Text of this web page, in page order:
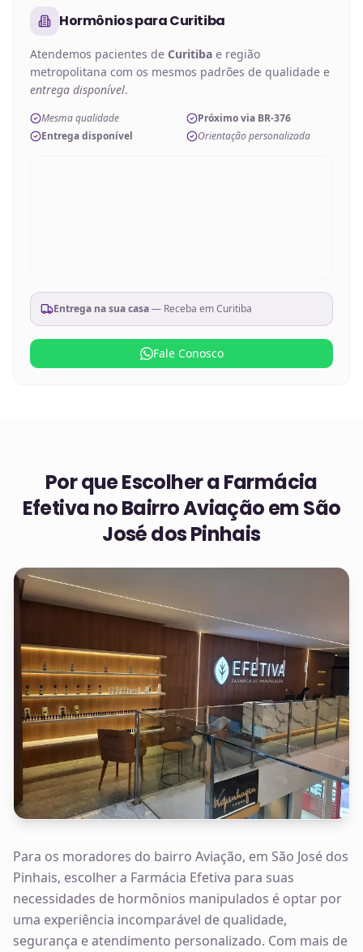
HormôniosparaCuritiba
Atendemos pacientes de Curitiba e região
metropolitana com os mesmos padrões de qualidade e
entrega disponível.
Mesma qualidade
Próximo via BR-376
Entrega disponível
Orientação personalizada
Entrega na sua casa— Receba emCuritiba
Fale Conosco
Por que Escolher a Farmácia
Efetiva noBairro Aviação em São
José dos Pinhais
Para os moradores do bairro Aviação, em São José dos
Pinhais, escolher a Farmácia Efetiva para suas
necessidades de hormônios manipulados é optar por
uma experiência incomparável de qualidade,
segurança e atendimento personalizado. Com mais de